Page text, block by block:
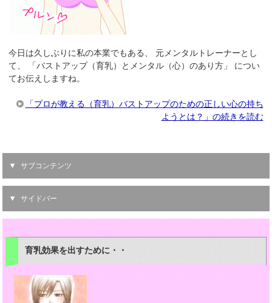
今日は久しぶりに私の本業でもある、 元メンタルトレーナーとし
て、 「バストアップ（育乳）とメンタル（心）のあり方」 につい
てお伝えしますね。
「プロが教える（育乳）バストアップのための正しい心の持ち
ようとは？」の続きを読む
サブコンテンツ
サイドバー
育乳効果を出すために・・